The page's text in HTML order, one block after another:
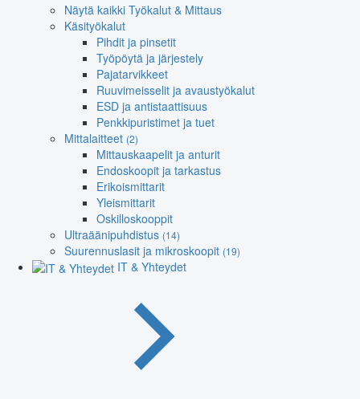
Näytä kaikki Työkalut & Mittaus
Käsityökalut
Pihdit ja pinsetit
Työpöytä ja järjestely
Pajatarvikkeet
Ruuvimeisselit ja avaustyökalut
ESD ja antistaattisuus
Penkkipuristimet ja tuet
Mittalaitteet (2)
Mittauskaapelit ja anturit
Endoskoopit ja tarkastus
Erikoismittarit
Yleismittarit
Oskilloskooppit
Ultraäänipuhdistus (14)
Suurennuslasit ja mikroskoopit (19)
IT & Yhteydet